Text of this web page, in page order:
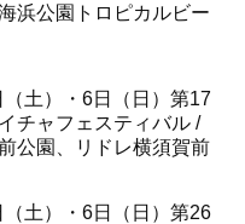
浜公園トロピカルビー
土）・6日（日）第17
チャフェスティバル /
公園、リドレ横須賀前
土）・6日（日）第26